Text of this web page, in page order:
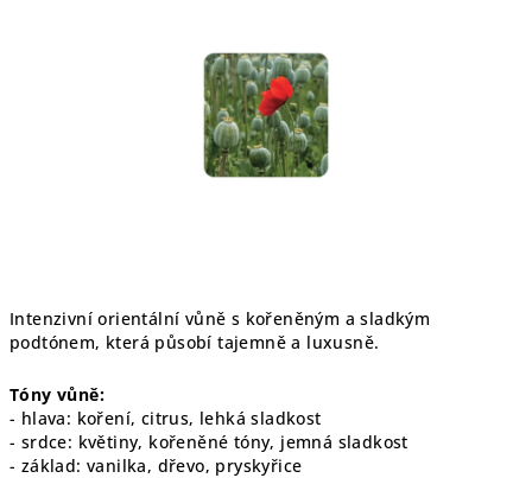
Intenzivní orientální vůně s kořeněným a sladkým
podtónem, která působí tajemně a luxusně.
Tóny vůně:
- hlava: koření, citrus, lehká sladkost
- srdce: květiny, kořeněné tóny, jemná sladkost
- základ: vanilka, dřevo, pryskyřice